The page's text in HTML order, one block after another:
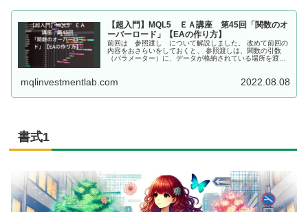
【超入門】MQL5 ＥＡ講座 第45回「関数のオ
ーバーロード」【EAの作り方】
前回は 参照渡し について解説しました。 改めて前回の
内容をおさらいをしておくと、 参照渡しは、関数の引数
（パラメーター）に、データが格納されている場所を渡し
mqlinvestmentlab.com 2022.08.08
書式1